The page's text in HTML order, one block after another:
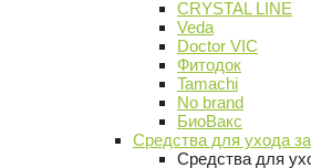
CRYSTAL LINE
Veda
Doctor VIC
Фитодок
Tamachi
No brand
БиоВакс
Средства для ухода
Средства для